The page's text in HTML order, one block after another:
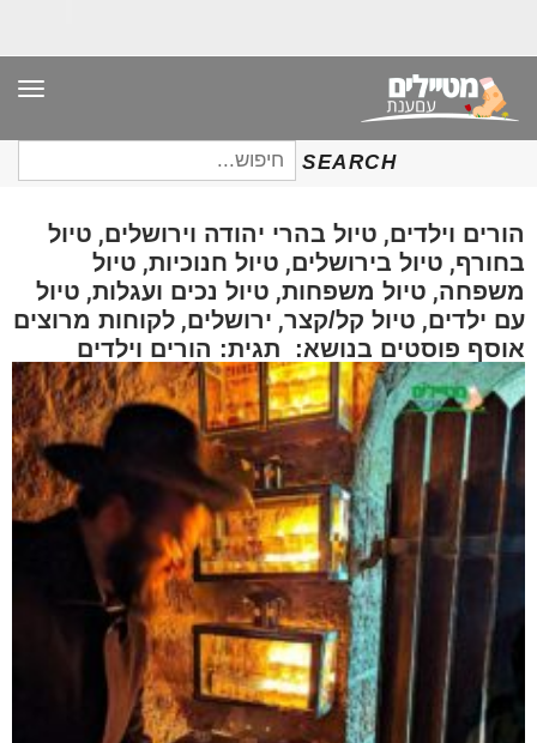
SEARCH
חיפוש
עבור:
הורים וילדים, טיול בהרי יהודה וירושלים, טיול
בחורף, טיול בירושלים, טיול חנוכיות, טיול
משפחה, טיול משפחות, טיול נכים ועגלות, טיול
עם ילדים, טיול קל/קצר, ירושלים, לקוחות מרוצים
אוסף פוסטים בנושא: תגית: הורים וילדים